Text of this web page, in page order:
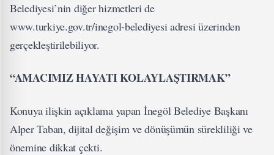
Belediyesi’nin diğer hizmetleri de
www.turkiye.gov.tr/inegol-belediyesi adresi üzerinden
gerçekleştirilebiliyor.
“AMACIMIZ HAYATI KOLAYLAŞTIRMAK”
Konuya ilişkin açıklama yapan İnegöl Belediye Başkanı
Alper Taban, dijital değişim ve dönüşümün sürekliliği ve
önemine dikkat çekti.